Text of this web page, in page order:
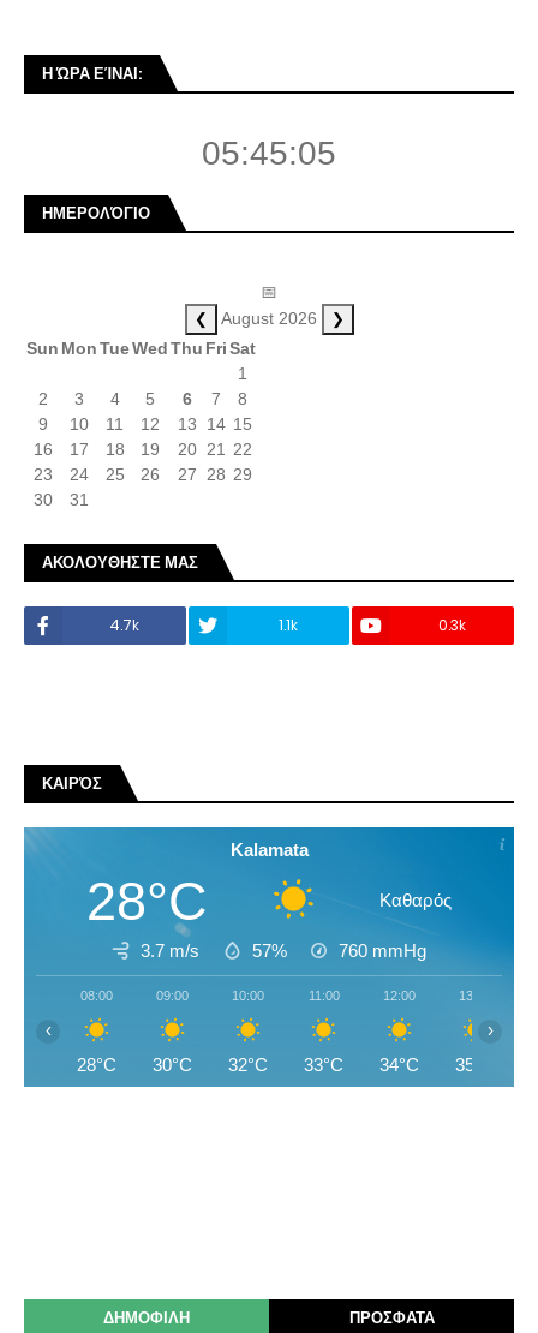
Η ΏΡΑ ΕΊΝΑΙ:
05:45:05
ΗΜΕΡΟΛΌΓΙΟ
📅
❮ August 2026 ❯
Sun MonTueWedThu FriSat
1
2
3 4 5 6 7
8
9
10 11 12 13 14 15
16
17 18 19 20 21
22
23
24 25 26 27 28 29
30
31
ΑΚΟΛΟΥΘΗΣΤΕ ΜΑΣ
4.7k 1.1k 0.3k
ΚΑΙΡΌΣ
Kalamata
28°C Καθαρός
3.7 m/s 57% 760 mmHg
08:00
28°C
09:00
30°C
10:00
32°C
11:00
33°C
12:00
34°C
13:00
35°C
‹ ›
ΔΗΜΟΦΙΛΗ ΠΡΟΣΦΑΤΑ